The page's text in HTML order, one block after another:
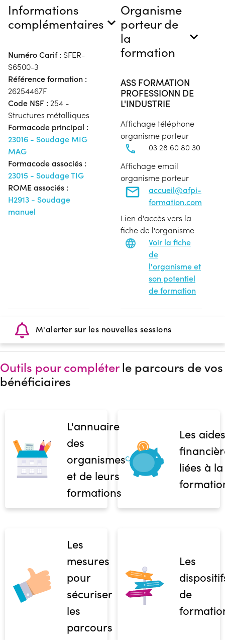
Informations
complémentaires
Numéro Carif : SFER-
S6500-3
Référence formation :
26254467F
Code NSF : 254 -
Structures métalliques
Formacode principal :
23016 - Soudage MIG
MAG
Formacode associés :
23015 - Soudage TIG
ROME associés :
H2913 - Soudage
manuel
Organisme
porteur de
la
formation
ASS FORMATION
PROFESSIONN DE
L'INDUSTRIE
Affichage téléphone
organisme porteur
03 28 60 80 30
Affichage email
organisme porteur
accueil@afpi-
formation.com
Lien d'accès vers la
fiche de l'organisme
Voir la fiche
de
l'organisme et
son potentiel
de formation
M'alerter sur les nouvelles sessions
Outils pour compléterle parcours de vos
bénéficiaires
L'annuaire
des
organismes
et de leurs
formations
Les aides
liées à la
Les
mesures
pour
sécuriser
les
parcours
Les
de